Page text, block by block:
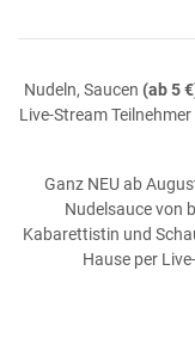
Nudeln, Saucen (ab 5
Live-Stream
Ganz NEU ab
Nudelsauce von
Kabarettistin und
Hause per